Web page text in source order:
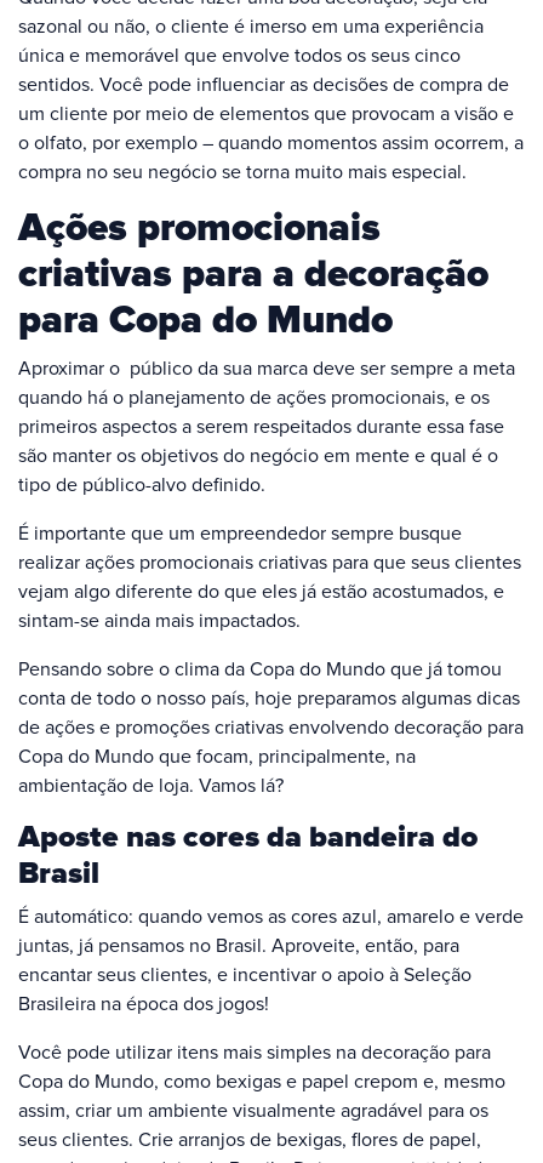
sazonal ou não, o cliente é imerso em uma experiência
única e memorável que envolve todos os seus cinco
sentidos. Você pode influenciar as decisões de compra de
um cliente por meio de elementos que provocam a visão e
o olfato, por exemplo – quando momentos assim ocorrem, a
compra no seu negócio se torna muito mais especial.
Ações promocionais
criativas para a decoração
para Copa do Mundo
Aproximar o público da sua marca deve ser sempre a meta
quando há o planejamento de ações promocionais, e os
primeiros aspectos a serem respeitados durante essa fase
são manter os objetivos do negócio em mente e qual é o
tipo de público-alvo definido.
É importante que um empreendedor sempre busque
realizar ações promocionais criativas para que seus clientes
vejam algo diferente do que eles já estão acostumados, e
sintam-se ainda mais impactados.
Pensando sobre o clima da Copa do Mundo que já tomou
conta de todo o nosso país, hoje preparamos algumas dicas
de ações e promoções criativas envolvendo decoração para
Copa do Mundo que focam, principalmente, na
ambientação de loja. Vamos lá?
Aposte nas cores da bandeira do
Brasil
É automático: quando vemos as cores azul, amarelo e verde
juntas, já pensamos no Brasil. Aproveite, então, para
encantar seus clientes, e incentivar o apoio à Seleção
Brasileira na época dos jogos!
Você pode utilizar itens mais simples na decoração para
Copa do Mundo, como bexigas e papel crepom e, mesmo
assim, criar um ambiente visualmente agradável para os
seus clientes. Crie arranjos de bexigas, flores de papel,